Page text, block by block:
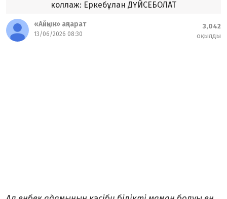
коллаж: Еркебұлан ДҮЙСЕБОЛАТ
«Айқын» ақпарат
13/06/2026 08:30
3,042
оқылды